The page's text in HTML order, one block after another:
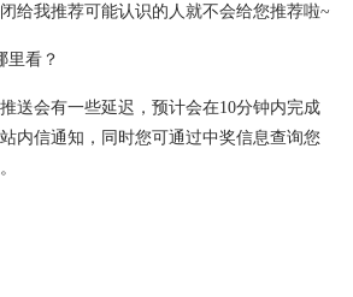
给我推荐可能认识的人就不会给您推荐啦~
里看？
送会有一些延迟，预计会在10分钟内完成
内信通知，同时您可通过中奖信息查询您